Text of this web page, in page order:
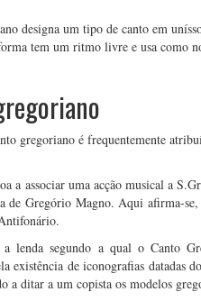
designa um tipo de canto em
tem um ritmo livre e usa como
gregoriano é frequentemente
a associar uma acção musical a
de Gregório Magno. Aqui afirma-
a lenda segundo a qual o Canto
existência de iconografias datadas
a ditar a um copista os modelos